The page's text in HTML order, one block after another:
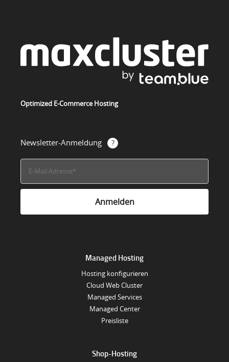
Optimized E-Commerce Hosting
Newsletter-Anmeldung
Managed Hosting
Hosting konfigurieren
Cloud Web Cluster
Managed Services
Managed Center
Preisliste
Shop-Hosting